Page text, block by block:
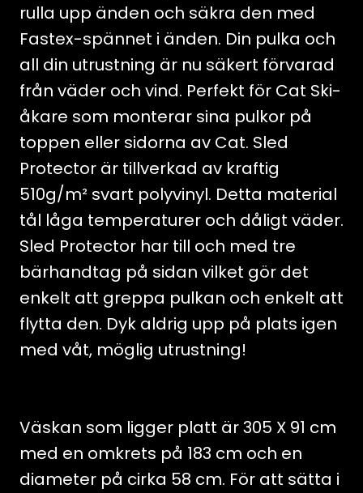
rulla upp änden och säkra den med
Fastex-spännet i änden. Din pulka och
all din utrustning är nu säkert förvarad
från väder och vind. Perfekt för Cat Ski-
åkare som monterar sina pulkor på
toppen eller sidorna av Cat. Sled
Protector är tillverkad av kraftig
510g/m² svart polyvinyl. Detta material
tål låga temperaturer och dåligt väder.
Sled Protector har till och med tre
bärhandtag på sidan vilket gör det
enkelt att greppa pulkan och enkelt att
flytta den. Dyk aldrig upp på plats igen
med våt, möglig utrustning!
Väskan som ligger platt är 305 X 91 cm
med en omkrets på 183 cm och en
diameter på cirka 58 cm. För att sätta i